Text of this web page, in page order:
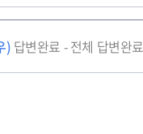
) 답변완료 - 전체 답변완